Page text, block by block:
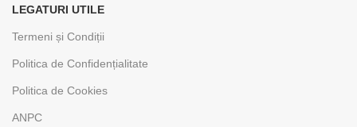
LEGATURI UTILE
Termeni și Condiții
Politica de Confidențialitate
Politica de Cookies
ANPC